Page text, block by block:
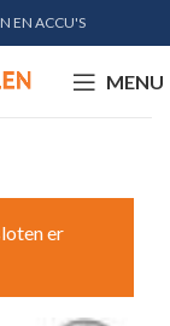
EN ACCU'S
MENU
er